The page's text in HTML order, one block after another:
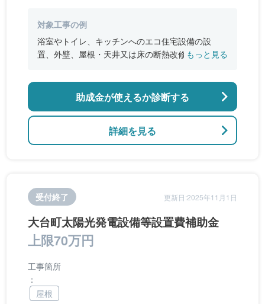
対象工事の例
浴室やトイレ、キッチンへのエコ住宅設備の設
置、外壁、屋根・天井又は床の断熱改修、窓やド
のバリアフリー改修
もっと見る
詳細を見る
助成金が使えるか診断する
受付終了 更新日:2025年11月1日
大台町太陽光発電設備等設置費補助金
上限70万円
工事箇所
：
屋根